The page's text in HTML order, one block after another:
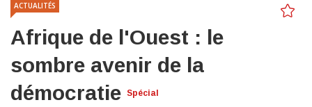
ACTUALITÉS
Afrique de l'Ouest : le
sombre avenir de la
démocratie Spécial